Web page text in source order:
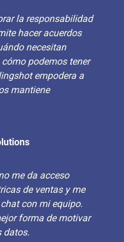
la responsabilidad
hacer acuerdos
necesitan
podemos tener
empodera a
mantiene
me da acceso
de ventas y me
con mi equipo.
forma de motivar
datos.